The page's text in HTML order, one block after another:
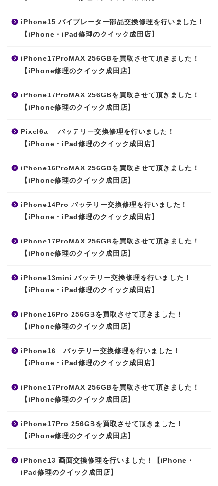
iPhone15 バイブレーター部品交換修理を行いました！
【iPhone・iPad修理のクイック成田店】
iPhone17ProMAX 256GBを買取させて頂きました！
【iPhone修理のクイック成田店】
iPhone17ProMAX 256GBを買取させて頂きました！
【iPhone修理のクイック成田店】
Pixel6a バッテリー交換修理を行いました！
【iPhone・iPad修理のクイック成田店】
iPhone16ProMAX 256GBを買取させて頂きました！
【iPhone修理のクイック成田店】
iPhone14Pro バッテリー交換修理を行いました！
【iPhone・iPad修理のクイック成田店】
iPhone17ProMAX 256GBを買取させて頂きました！
【iPhone修理のクイック成田店】
iPhone13mini バッテリー交換修理を行いました！
【iPhone・iPad修理のクイック成田店】
iPhone16Pro 256GBを買取させて頂きました！
【iPhone修理のクイック成田店】
iPhone16 バッテリー交換修理を行いました！
【iPhone・iPad修理のクイック成田店】
iPhone17ProMAX 256GBを買取させて頂きました！
【iPhone修理のクイック成田店】
iPhone17Pro 256GBを買取させて頂きました！
【iPhone修理のクイック成田店】
iPhone13 画面交換修理を行いました！【iPhone・
iPad修理のクイック成田店】